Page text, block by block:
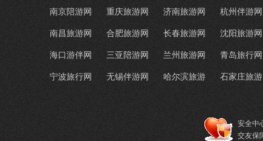
南京陪游网 重庆旅游网 济南旅游网 杭州伴游网
南昌旅游网 合肥旅游网 长春旅游网 沈阳旅游网
海口游伴网 三亚陪游网 兰州旅游网 青岛旅行网
宁波旅行网 无锡伴游网 哈尔滨旅游 石家庄旅游
安全中
交友保